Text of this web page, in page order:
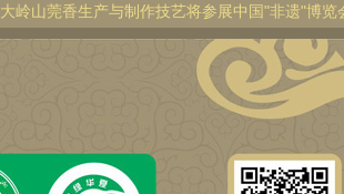
大岭山莞香生产与制作技艺将参展中国"非遗"博览